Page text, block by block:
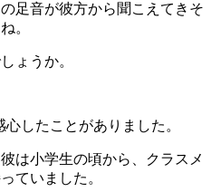
足音が彼方から聞こえてきそ
。
ょうか。
したことがありました。
は小学生の頃から、クラスメ
ていました。